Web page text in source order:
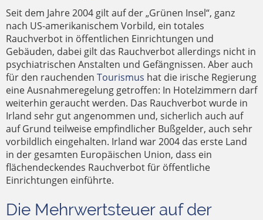
Seit dem Jahre 2004 gilt auf der „Grünen Insel“, ganz
nach US-amerikanischem Vorbild, ein totales
Rauchverbot in öffentlichen Einrichtungen und
Gebäuden, dabei gilt das Rauchverbot allerdings nicht in
psychiatrischen Anstalten und Gefängnissen. Aber auch
für den rauchenden Tourismus hat die irische Regierung
eine Ausnahmeregelung getroffen: In Hotelzimmern darf
weiterhin geraucht werden. Das Rauchverbot wurde in
Irland sehr gut angenommen und, sicherlich auch auf
auf Grund teilweise empfindlicher Bußgelder, auch sehr
vorbildlich eingehalten. Irland war 2004 das erste Land
in der gesamten Europäischen Union, dass ein
flächendeckendes Rauchverbot für öffentliche
Einrichtungen einführte.
Die Mehrwertsteuer auf der